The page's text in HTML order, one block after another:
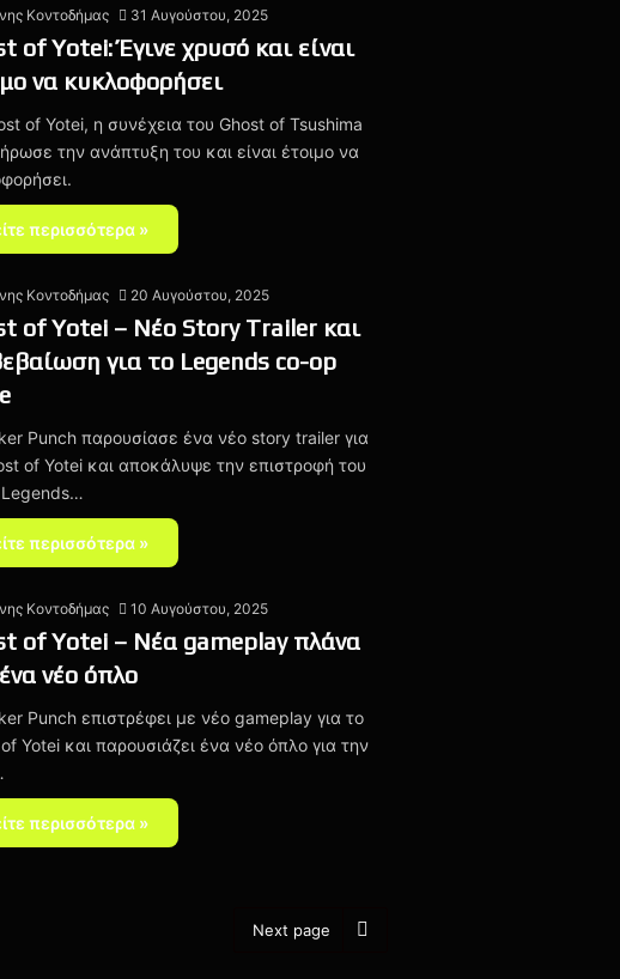
Κοντοδήμας 31 Αυγούστου, 2025
of Yotei: Έγινε χρυσό και είναι
να κυκλοφορήσει
of Yotei, η συνέχεια του Ghost of Tsushima
την ανάπτυξη του και είναι έτοιμο να
περισσότερα »
Κοντοδήμας 20 Αυγούστου, 2025
of Yotei – Νέο Story Trailer και
για το Legends co-op
Punch παρουσίασε ένα νέο story trailer για
of Yotei και αποκάλυψε την επιστροφή του
περισσότερα »
Κοντοδήμας 10 Αυγούστου, 2025
of Yotei – Nέα gameplay πλάνα
νέο όπλο
Punch επιστρέφει με νέο gameplay για το
Yotei και παρουσιάζει ένα νέο όπλο για την
περισσότερα »
Next page